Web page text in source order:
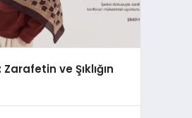
ve Şıklığın